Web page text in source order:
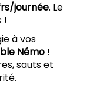
journée. Le
!
à vos
Némo !
sauts et